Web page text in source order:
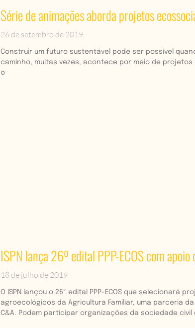
Série de animações aborda projetos
26 de setembro de 2019
Construir um futuro sustentável pode ser possível
caminho, muitas vezes, acontece por meio de
o
ISPN lança 26º edital PPP-ECOS com
18 de julho de 2019
O ISPN lançou o 26º edital PPP-ECOS que
agroecológicos da Agricultura Familiar, uma parceria
C&A. Podem participar organizações da sociedade civil